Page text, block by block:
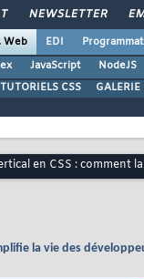
NEWSLETTER
Web EDI
JavaScript NodeJS
TUTORIELS CSS GALERIE
en CSS : comment
la vie des